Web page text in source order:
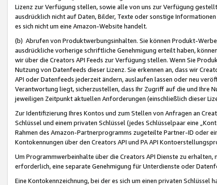
Lizenz zur Verfügung stellen, sowie alle von uns zur Verfügung
ausdrücklich nicht auf Daten, Bilder, Texte oder sonstige
es sich nicht um eine Amazon-Website handelt.
(b) Abrufen von Produktwerbungsinhalten. Sie können Produkt-
ausdrückliche vorherige schriftliche Genehmigung erteilt haben,
wir über die Creators API Feeds zur Verfügung stellen. Wenn Sie
Nutzung von Datenfeeds dieser Lizenz. Sie erkennen an, dass wir
API oder Datenfeeds jederzeit ändern, auslaufen lassen oder neu
Verantwortung liegt, sicherzustellen, dass Ihr Zugriff auf die und Ihre
jeweiligen Zeitpunkt aktuellen Anforderungen (einschließlich dieser
Zur Identifizierung Ihres Kontos und zum Stellen von Anfragen an
Schlüssel und einem privaten Schlüssel (jedes Schlüsselpaar eine
Rahmen des Amazon-Partnerprogramms zugeteilte Partner-ID oder
Kontokennungen über den Creators API und PA API
Um Programmwerbeinhalte über die Creators API Dienste zu
erforderlich, eine separate Genehmigung für Unterdienste oder
Eine Kontokennzeichnung, bei der es sich um einen privaten